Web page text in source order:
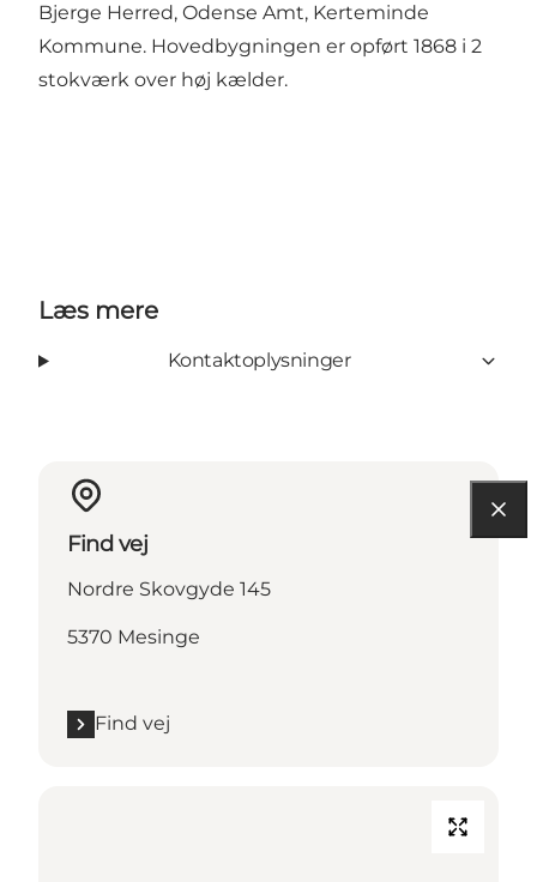
Bjerge Herred, Odense Amt, Kerteminde
Kommune. Hovedbygningen er opført 1868 i 2
stokværk over høj kælder.
Læs mere
Kontaktoplysninger
Find vej
Nordre Skovgyde 145
5370 Mesinge
Find vej